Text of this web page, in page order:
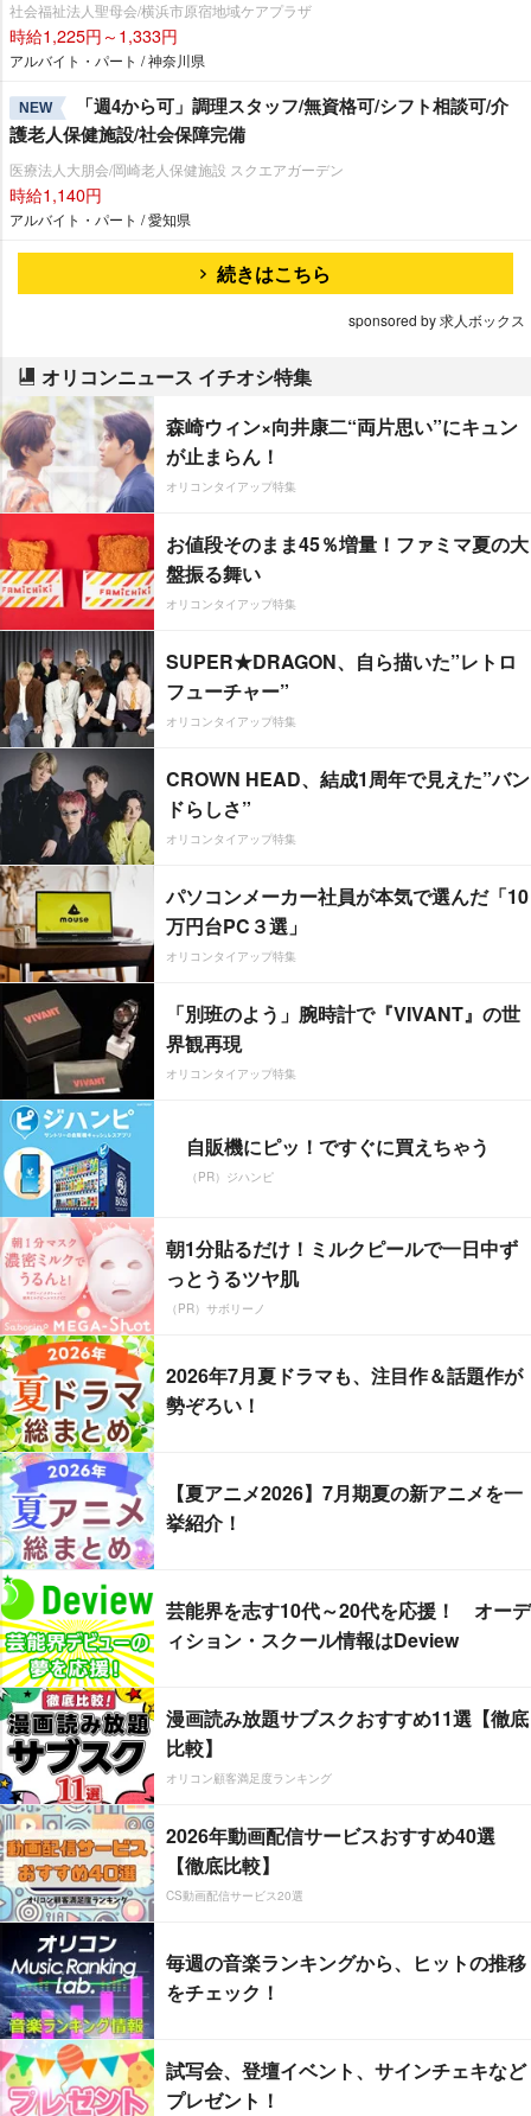
社会福祉法人聖母会/横浜市原宿地域ケアプラザ
時給1,225円～1,333円
アルバイト・パート / 神奈川県
NEW
「週4から可」調理スタッフ/無資格可/シフト相談可/介
護老人保健施設/社会保障完備
医療法人大朋会/岡崎老人保健施設 スクエアガーデン
時給1,140円
アルバイト・パート / 愛知県
続きはこちら
sponsored by 求人ボックス
オリコンニュース イチオシ特集
森崎ウィン×向井康二“両片思い”にキュン
が止まらん！
オリコンタイアップ特集
お値段そのまま45％増量！ファミマ夏の大
盤振る舞い
オリコンタイアップ特集
SUPER★DRAGON、自ら描いた”レトロ
フューチャー”
オリコンタイアップ特集
CROWN HEAD、結成1周年で見えた”バン
ドらしさ”
オリコンタイアップ特集
パソコンメーカー社員が本気で選んだ「10
万円台PC３選」
オリコンタイアップ特集
「別班のよう」腕時計で『VIVANT』の世
界観再現
オリコンタイアップ特集
自販機にピッ！ですぐに買えちゃう
（PR）ジハンピ
朝1分貼るだけ！ミルクピールで一日中ず
っとうるツヤ肌
（PR）サボリーノ
2026年7月夏ドラマも、注目作＆話題作が
勢ぞろい！
【夏アニメ2026】7月期夏の新アニメを一
挙紹介！
芸能界を志す10代～20代を応援！ オーデ
ィション・スクール情報はDeview
漫画読み放題サブスクおすすめ11選【徹底
比較】
オリコン顧客満足度ランキング
2026年動画配信サービスおすすめ40選
【徹底比較】
CS動画配信サービス20選
毎週の音楽ランキングから、ヒットの推移
をチェック！
試写会、登壇イベント、サインチェキなど
プレゼント！